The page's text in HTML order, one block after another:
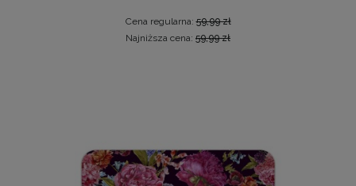
Cena regularna:59,99 zł
Najniższa cena: 59,99 zł